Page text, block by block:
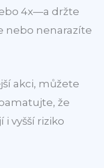
4x—a držte
nebo nenarazíte
akci, můžete
že
vyšší riziko